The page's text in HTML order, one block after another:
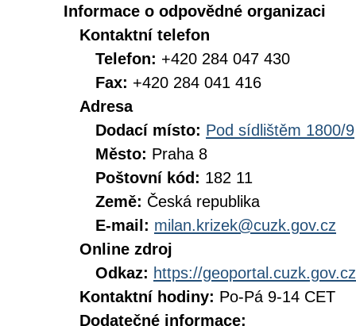
Informace o odpovědné organizaci
Kontaktní telefon
Telefon: +420 284 047 430
Fax: +420 284 041 416
Adresa
Dodací místo: Pod sídlištěm 1800/9
Město: Praha 8
Poštovní kód: 182 11
Země: Česká republika
E-mail: milan.krizek@cuzk.gov.cz
Online zdroj
Odkaz: https://geoportal.cuzk.gov.cz
Kontaktní hodiny: Po-Pá 9-14 CET
Dodatečné informace: